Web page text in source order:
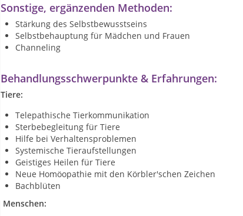
Sonstige, ergänzenden Methoden:
Stärkung des Selbstbewusstseins
Selbstbehauptung für Mädchen und Frauen
Channeling
Behandlungsschwerpunkte & Erfahrungen:
Tiere:
Telepathische Tierkommunikation
Sterbebegleitung für Tiere
Hilfe bei Verhaltensproblemen
Systemische Tieraufstellungen
Geistiges Heilen für Tiere
Neue Homöopathie mit den Körbler'schen Zeichen
Bachblüten
Menschen: